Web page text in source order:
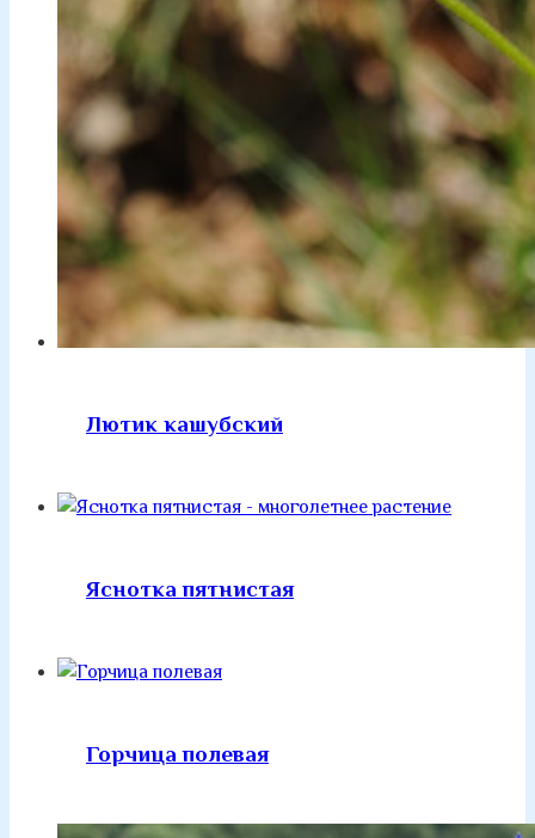
Лютик кашубский
Яснотка пятнистая
Горчица полевая